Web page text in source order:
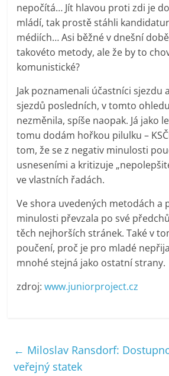
nepočítá… Jít hlavou proti zdi je
mládí, tak prostě stáhli
médiích… Asi běžné v dnešní
takovéto metody, ale že by to
komunistické?
Jak poznamenali účastníci sjezdu
sjezdů posledních, v tomto
nezměnila, spíše naopak. Já jako
tomu dodám hořkou pilulku –
tom, že se z negativ minulosti
usneseními a kritizuje
ve vlastních řadách.
Ve shora uvedených metodách a
minulosti převzala po své
těch nejhorších stránek. Také v
poučení, proč je pro mladé
mnohé stejná jako ostatní strany.
zdroj:www.juniorproject.cz
← Miloslav Ransdorf:
veřejný statek